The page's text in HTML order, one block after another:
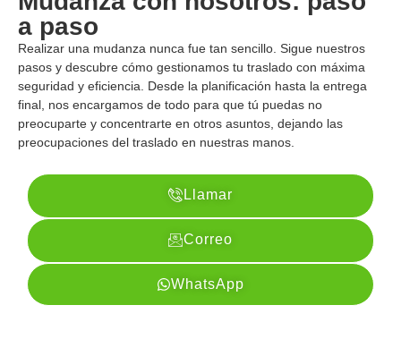
a paso
Realizar una mudanza nunca fue tan sencillo. Sigue nuestros
pasos y descubre cómo gestionamos tu traslado con máxima
seguridad y eficiencia. Desde la planificación hasta la entrega
final, nos encargamos de todo para que tú puedas no
preocuparte y concentrarte en otros asuntos, dejando las
preocupaciones del traslado en nuestras manos.
Llamar
Correo
WhatsApp